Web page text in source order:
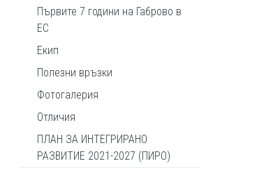
Първите 7 години на Габрово в
ЕС
Екип
Полезни връзки
Фотогалерия
Отличия
ПЛАН ЗА ИНТЕГРИРАНО
РАЗВИТИЕ 2021-2027 (ПИРО)